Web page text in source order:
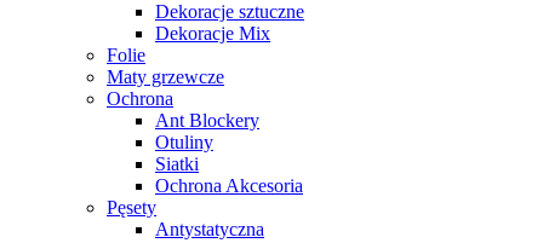
Dekoracje sztuczne
Dekoracje Mix
Folie
Maty grzewcze
Ochrona
Ant Blockery
Otuliny
Siatki
Ochrona Akcesoria
Pęsety
Antystatyczna